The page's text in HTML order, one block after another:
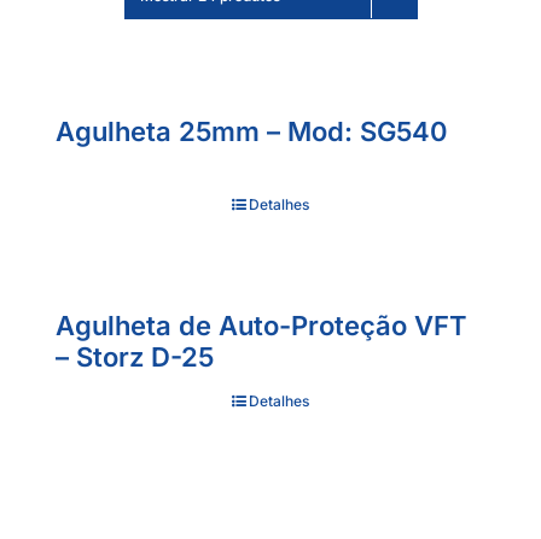
Agulheta 25mm – Mod: SG540
Detalhes
Agulheta de Auto-Proteção VFT
– Storz D-25
Detalhes